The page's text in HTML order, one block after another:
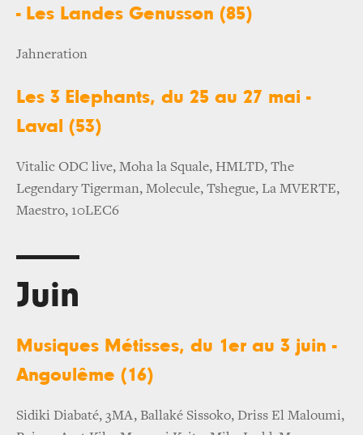
- Les Landes Genusson (85)
Jahneration
Les 3 Elephants, du 25 au 27 mai -
Laval (53)
Vitalic ODC live, Moha la Squale, HMLTD, The
Legendary Tigerman, Molecule, Tshegue, La MVERTE,
Maestro, 10LEC6
Juin
Musiques Métisses, du 1er au 3 juin -
Angoulême (16)
Sidiki Diabaté, 3MA, Ballaké Sissoko, Driss El Maloumi,